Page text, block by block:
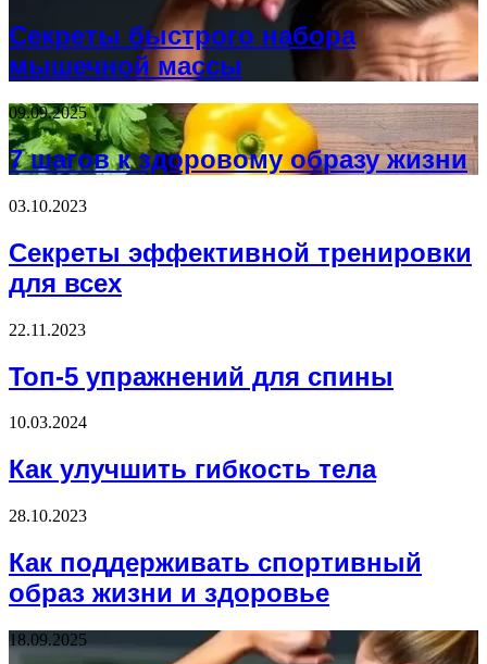
Секреты быстрого набора
мышечной массы
09.09.2025
7 шагов к здоровому образу жизни
03.10.2023
Секреты эффективной тренировки
для всех
22.11.2023
Топ-5 упражнений для спины
10.03.2024
Как улучшить гибкость тела
28.10.2023
Как поддерживать спортивный
образ жизни и здоровье
18.09.2025